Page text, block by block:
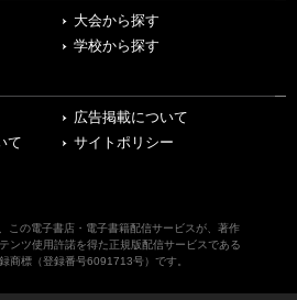
大会から探す
学校から探す
広告掲載について
て
サイトポリシー
この電子書店・電子書籍配信サービスが、著作
ンツ使用許諾を得た正規版配信サービスである
商標（登録番号6091713号）です。